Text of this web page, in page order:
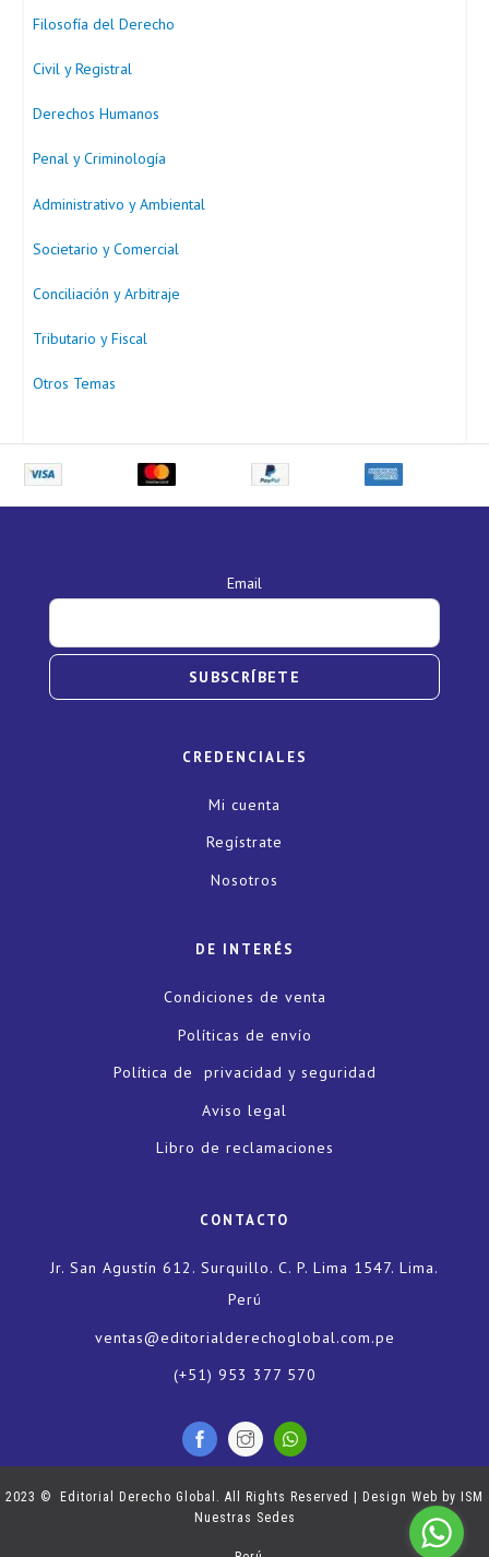
Filosofía del Derecho
Civil y Registral
Derechos Humanos
Penal y Criminología
Administrativo y Ambiental
Societario y Comercial
Conciliación y Arbitraje
Tributario y Fiscal
Otros Temas
Email
SUBSCRÍBETE
CREDENCIALES
Mi cuenta
Regístrate
Nosotros
DE INTERÉS
Condiciones de venta
Políticas de envío
Política de privacidad y seguridad
Aviso legal
Libro de reclamaciones
CONTACTO
Jr. San Agustín 612. Surquillo. C. P. Lima 1547. Lima.
Perú
ventas@editorialderechoglobal.com.pe
(+51) 953 377 570
2023 © Editorial Derecho Global. All Rights Reserved | Design Web by ISM
Nuestras Sedes